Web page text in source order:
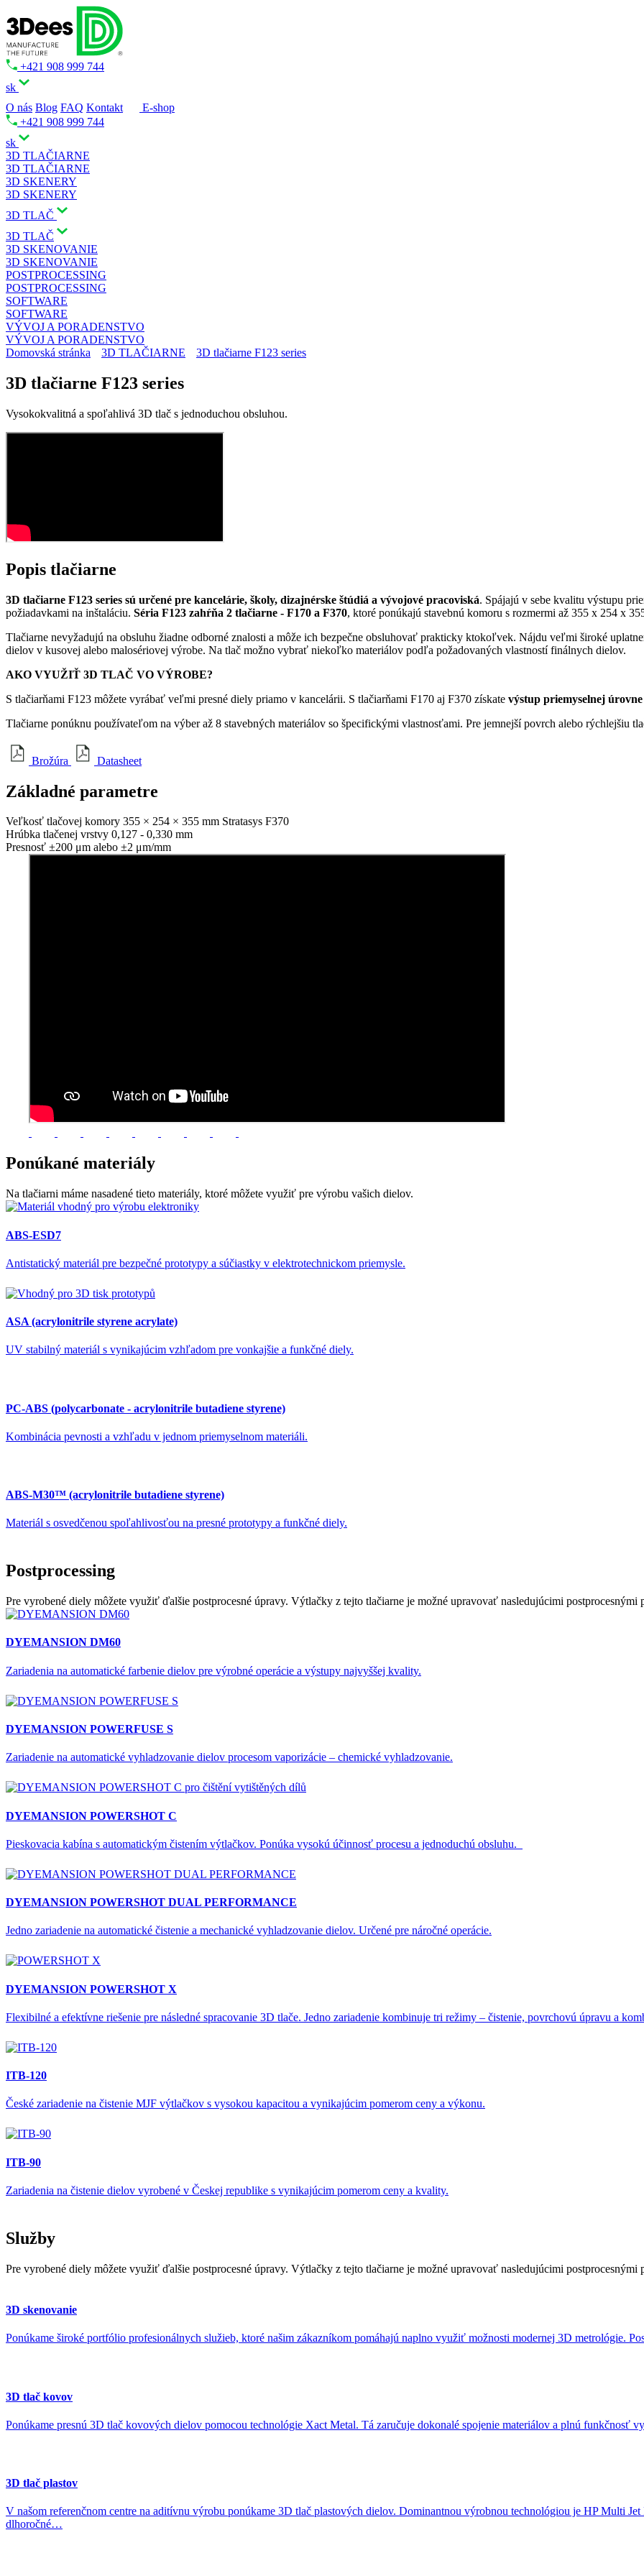
+421 908 999 744
sk
O nás Blog FAQ Kontakt
E-shop
+421 908 999 744
sk
3D TLAČIARNE
3D TLAČIARNE
3D SKENERY
3D SKENERY
3D TLAČ
3D TLAČ
3D SKENOVANIE
3D SKENOVANIE
POSTPROCESSING
POSTPROCESSING
SOFTWARE
SOFTWARE
VÝVOJ A PORADENSTVO
VÝVOJ A PORADENSTVO
Domovská stránka
3D TLAČIARNE 3D tlačiarne F123 series
3D tlačiarne F123 series
Vysokokvalitná a spoľahlivá 3D tlač s jednoduchou obsluhou.
Popis tlačiarne
3D tlačiarne F123 series sú určené pre kancelárie, školy, dizajnérske štúdiá a vývojové pracoviská. Spájajú v sebe kvalitu výstupu
požiadavkami na inštaláciu. Séria F123 zahŕňa 2 tlačiarne - F170 a F370, ktoré ponúkajú stavebnú komoru s rozmermi až 355 x 254 x
Tlačiarne nevyžadujú na obsluhu žiadne odborné znalosti a môže ich bezpečne obsluhovať prakticky ktokoľvek. Nájdu veľmi široké
dielov v kusovej alebo malosériovej výrobe. Na tlač možno vybrať niekoľko materiálov podľa požadovaných vlastností finálnych dielov.
AKO VYUŽIŤ 3D TLAČ VO VÝROBE?
S tlačiarňami F123 môžete vyrábať veľmi presné diely priamo v kancelárii. S tlačiarňami F170 aj F370 získate výstup priemyselnej úrovne
Tlačiarne ponúknu používateľom na výber až 8 stavebných materiálov so špecifickými vlastnosťami. Pre jemnejší povrch alebo rýchlejšiu
Brožúra Datasheet
Základné parametre
Veľkosť tlačovej komory 355 × 254 × 355 mm Stratasys F370
Hrúbka tlačenej vrstvy 0,127 - 0,330 mm
Presnosť ±200 μm alebo ±2 μm/mm
Ponúkané materiály
Na tlačiarni máme nasadené tieto materiály, ktoré môžete využiť pre výrobu vašich dielov.
ABS-ESD7
Antistatický materiál pre bezpečné prototypy a súčiastky v elektrotechnickom priemysle.
ASA (acrylonitrile styrene acrylate)
UV stabilný materiál s vynikajúcim vzhľadom pre vonkajšie a funkčné diely.
PC-ABS (polycarbonate - acrylonitrile butadiene styrene)
Kombinácia pevnosti a vzhľadu v jednom priemyselnom materiáli.
ABS-M30™ (acrylonitrile butadiene styrene)
Materiál s osvedčenou spoľahlivosťou na presné prototypy a funkčné diely.
Postprocessing
Pre vyrobené diely môžete využiť ďalšie postprocesné úpravy. Výtlačky z tejto tlačiarne je možné upravovať nasledujúcimi postprocesnými
DYEMANSION DM60
Zariadenia na automatické farbenie dielov pre výrobné operácie a výstupy najvyššej kvality.
DYEMANSION POWERFUSE S
Zariadenie na automatické vyhladzovanie dielov procesom vaporizácie – chemické vyhladzovanie.
DYEMANSION POWERSHOT C
Pieskovacia kabína s automatickým čistením výtlačkov. Ponúka vysokú účinnosť procesu a jednoduchú obsluhu.
DYEMANSION POWERSHOT DUAL PERFORMANCE
Jedno zariadenie na automatické čistenie a mechanické vyhladzovanie dielov. Určené pre náročné operácie.
DYEMANSION POWERSHOT X
Flexibilné a efektívne riešenie pre následné spracovanie 3D tlače. Jedno zariadenie kombinuje tri režimy – čistenie, povrchovú úpravu a
ITB-120
České zariadenie na čistenie MJF výtlačkov s vysokou kapacitou a vynikajúcim pomerom ceny a výkonu.
ITB-90
Zariadenia na čistenie dielov vyrobené v Českej republike s vynikajúcim pomerom ceny a kvality.
Služby
Pre vyrobené diely môžete využiť ďalšie postprocesné úpravy. Výtlačky z tejto tlačiarne je možné upravovať nasledujúcimi postprocesnými
3D skenovanie
Ponúkame široké portfólio profesionálnych služieb, ktoré našim zákazníkom pomáhajú naplno využiť možnosti modernej 3D metrológie.
3D tlač kovov
Ponúkame presnú 3D tlač kovových dielov pomocou technológie Xact Metal. Tá zaručuje dokonalé spojenie materiálov a plnú
3D tlač plastov
V našom referenčnom centre na aditívnu výrobu ponúkame 3D tlač plastových dielov. Dominantnou výrobnou technológiou je HP Multi
dlhoročné…